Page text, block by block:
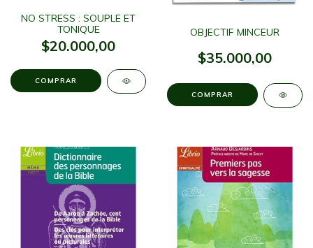
NO STRESS : SOUPLE ET
TONIQUE
$20.000,00
OBJECTIF MINCEUR
$35.000,00